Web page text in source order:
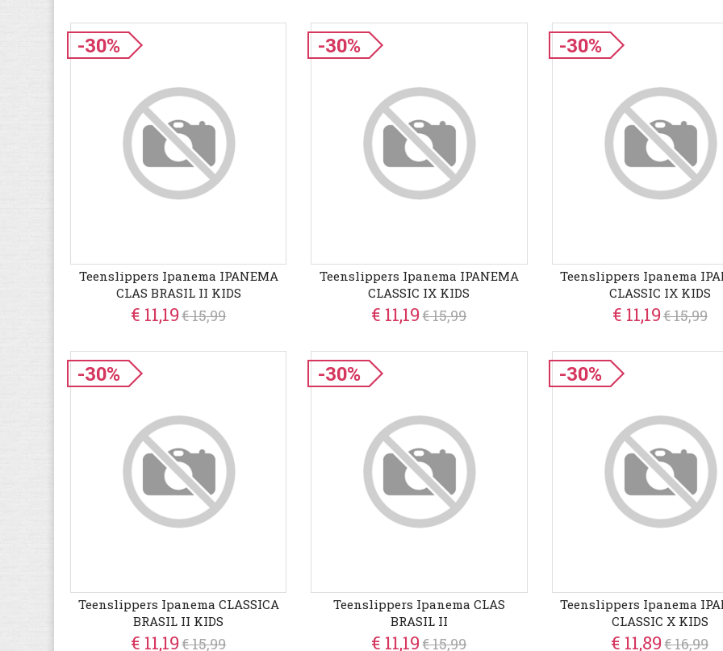
-30%
Teenslippers Ipanema IPANEMA
CLAS BRASIL II KIDS
€ 11,19€ 15,99
-30%
Teenslippers Ipanema IPANEMA
CLASSIC IX KIDS
€ 11,19€ 15,99
-30%
Teenslippers Ipanema
CLASSIC IX KIDS
€ 11,19€ 15,99
-30%
Teenslippers Ipanema CLASSICA
BRASIL II KIDS
€ 11,19€ 15,99
-30%
Teenslippers Ipanema CLAS
BRASIL II
€ 11,19€ 15,99
-30%
Teenslippers Ipanema
CLASSIC X KIDS
€ 11,89€ 16,99